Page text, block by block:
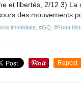
immédiate #GQ #Front
et libertés, 2/12 3) La
des mouvements
Repost